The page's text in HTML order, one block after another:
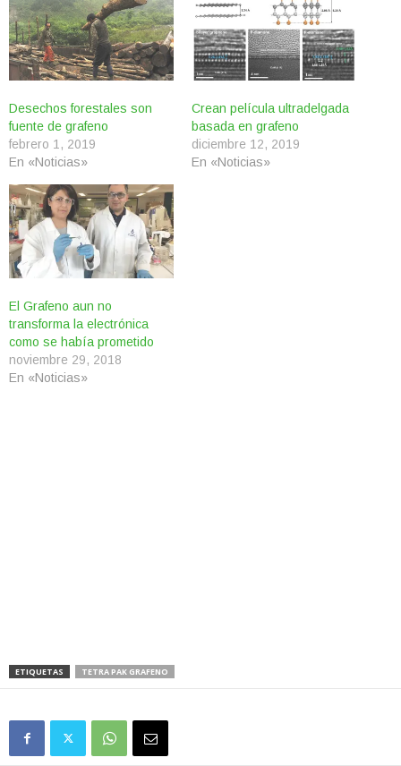
Desechos forestales son
fuente de grafeno
febrero 1, 2019
En «Noticias»
Crean película ultradelgada
basada en grafeno
diciembre 12, 2019
En «Noticias»
El Grafeno aun no
transforma la electrónica
como se había prometido
noviembre 29, 2018
En «Noticias»
ETIQUETAS TETRA PAK GRAFENO